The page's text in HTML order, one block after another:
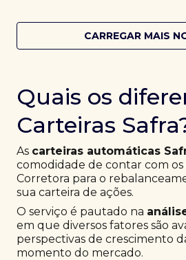
CARREGAR MAIS
Quais os
Carteiras
As carteiras automáticas
comodidade de contar com os
Corretora para o
sua carteira de ações.
O serviço é pautado na
em que diversos fatores são
perspectivas de crescimento
momento do mercado.